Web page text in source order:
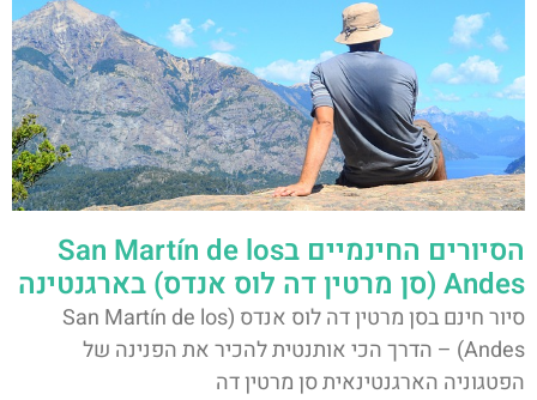
הסיורים החינמיים בSan Martín de los
Andes (סן מרטין דה לוס אנדס) בארגנטינה
סיור חינם בסן מרטין דה לוס אנדס (San Martín de los
Andes) – הדרך הכי אותנטית להכיר את הפנינה של
הפטגוניה הארגנטינאית סן מרטין דה